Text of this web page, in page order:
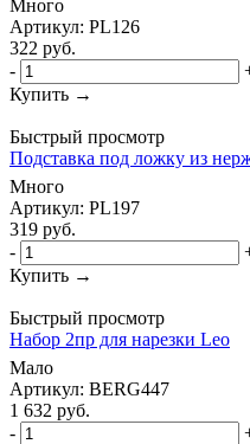
Много
Артикул: PL126
322 руб.
-
Купить →
Быстрый просмотр
Подставка под ложку из
Много
Артикул: PL197
319 руб.
-
Купить →
Быстрый просмотр
Набор 2пр для нарезки Leo
Мало
Артикул: BERG447
1 632 руб.
-